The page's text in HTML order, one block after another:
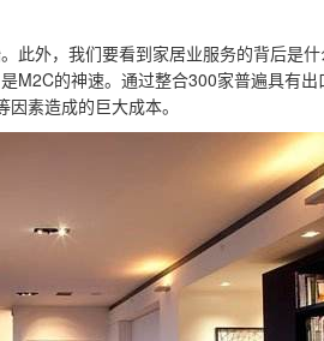
外，我们要看到家居业服务的背后是
的神速。通过整合300家普遍具有
素造成的巨大成本。